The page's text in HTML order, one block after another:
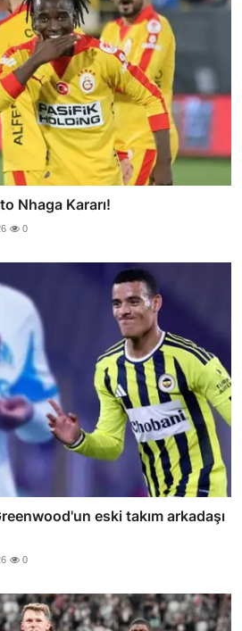
Nhaga Kararı!
0
eski takım arkadaşı
0